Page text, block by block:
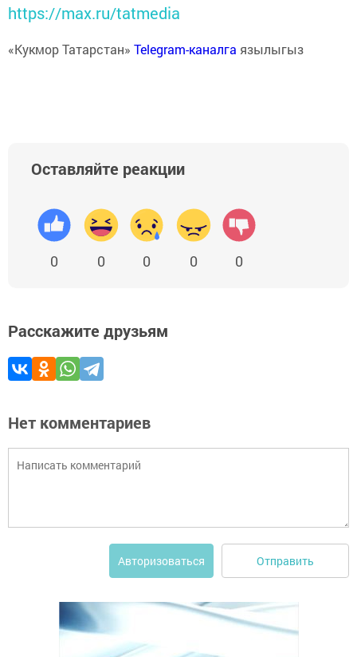
https://max.ru/tatmedia
«Кукмор Татарстан» Telegram-каналга язылыгыз
Оставляйте реакции
0 0 0 0 0
Расскажите друзьям
Нет комментариев
Авторизоваться Отправить